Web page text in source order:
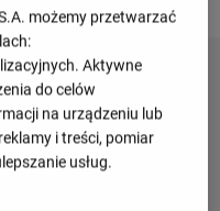
możemy przetwarzać
Aktywne
do celów
na urządzeniu lub
i treści, pomiar
i ulepszanie usług.